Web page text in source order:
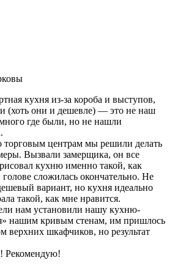
кухня из-за короба и выступов,
(хоть они и дешевле) — это не наш
где были, но не нашли
торговым центрам мы решили делать
Вызвали замерщика, он все
кухню именно такой, как
голове сложилась окончательно. Не
вариант, но кухня идеально
такой, как мне нравится.
нам установили нашу кухню-
нашим кривым стенам, им пришлось
верхних шкафчиков, но результат
Рекомендую!